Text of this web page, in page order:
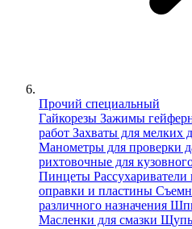
Прочий специальный
Гайкорезы Зажимы
работ Захваты для мелких
Манометры для проверки
рихтовочные для
Пинцеты Рассухариватели
оправки и пластины
различного назначения
Масленки для смазки